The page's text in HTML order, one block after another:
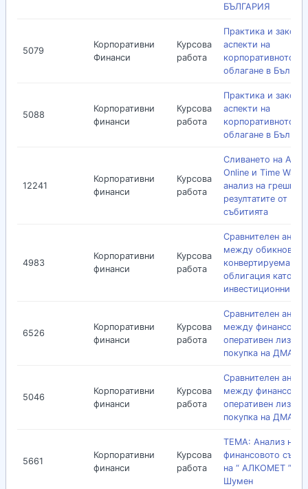
БЪЛГАРИЯ
5079
Корпоративни
Финанси
Курсова
работа
Практика и
аспекти на
корпоративното
облагане в
5088
Корпоративни
финанси
Курсова
работа
Практика и
аспекти на
корпоративното
облагане в
12241
Корпоративни
финанси
Курсова
работа
Сливането на
Online и Time
анализ на
резултатите от
събитията
4983
Корпоративни
финанси
Курсова
работа
Сравнителен
между
конвертируема
облигация като
инвестиционни
6526
Корпоративни
финанси
Курсова
работа
Сравнителен
между финансов и
оперативен
покупка на ДМА
5046
Корпоративни
финанси
Курсова
работа
Сравнителен
между финансов и
оперативен
покупка на ДМА
5661
Корпоративни
финанси
Курсова
работа
ТЕМА: Анализ на
финансовото
на “ АЛКОМЕТ ”
Шумен